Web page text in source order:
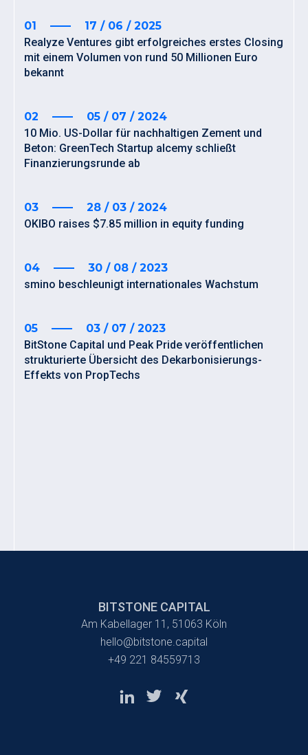
01
17 / 06 / 2025
Realyze Ventures gibt erfolgreiches erstes Closing
mit einem Volumen von rund 50 Millionen Euro
bekannt
02
05 / 07 / 2024
10 Mio. US-Dollar für nachhaltigen Zement und
Beton: GreenTech Startup alcemy schließt
Finanzierungsrunde ab
03
28 / 03 / 2024
OKIBO raises $7.85 million in equity funding
04
30 / 08 / 2023
smino beschleunigt internationales Wachstum
05
03 / 07 / 2023
BitStone Capital und Peak Pride veröffentlichen
strukturierte Übersicht des Dekarbonisierungs-
Effekts von PropTechs
BITSTONE CAPITAL
Am Kabellager 11, 51063 Köln
hello@bitstone.capital
+49 221 84559713